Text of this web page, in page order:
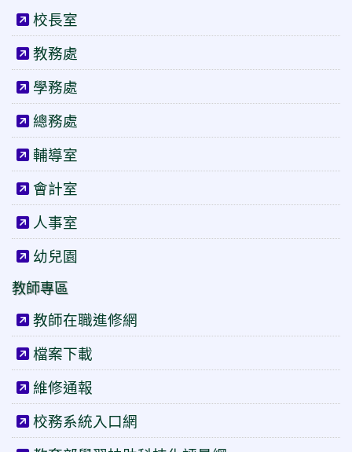
校長室
教務處
學務處
總務處
輔導室
會計室
人事室
幼兒園
教師專區
教師在職進修網
檔案下載
維修通報
校務系統入口網